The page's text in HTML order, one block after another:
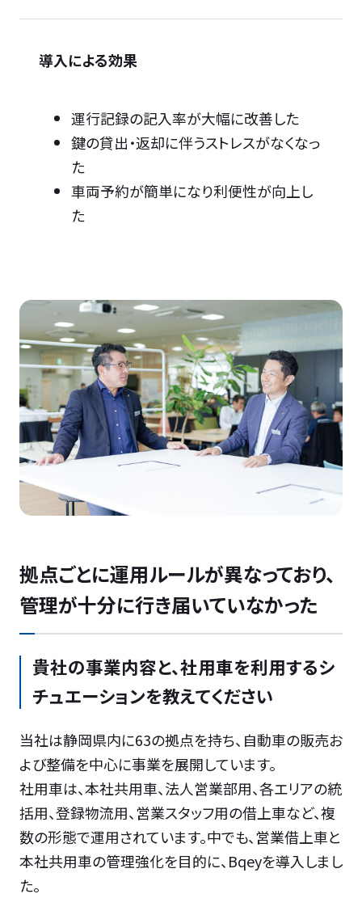
導入による効果
運行記録の記入率が大幅に改善した
鍵の貸出・返却に伴うストレスがなくなっ
た
車両予約が簡単になり利便性が向上し
た
拠点ごとに運用ルールが異なっており、
管理が十分に行き届いていなかった
貴社の事業内容と、社用車を利用するシ
チュエーションを教えてください
当社は静岡県内に63の拠点を持ち、自動車の販売お
よび整備を中心に事業を展開しています。
社用車は、本社共用車、法人営業部用、各エリアの統
括用、登録物流用、営業スタッフ用の借上車など、複
数の形態で運用されています。中でも、営業借上車と
本社共用車の管理強化を目的に、Bqeyを導入しまし
た。